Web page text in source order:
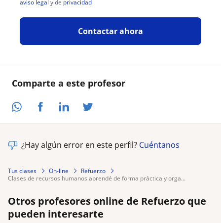
Comparte a este profesor
aviso legal y de privacidad
Contactar ahora
¿Hay algún error en este perfil? Cuéntanos
Tus clases On-line
Refuerzo
clases de recursos humanos aprendé de forma práctica y orga...
Otros profesores online de Refuerzo que
pueden interesarte